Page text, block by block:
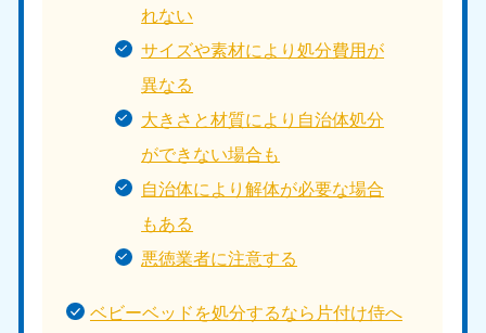
れない
サイズや素材により処分費用が
異なる
大きさと材質により自治体処分
ができない場合も
自治体により解体が必要な場合
もある
悪徳業者に注意する
ベビーベッドを処分するなら片付け侍へ